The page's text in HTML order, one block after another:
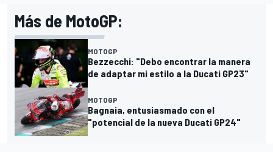
Más de MotoGP:
MOTOGP
Bezzecchi: "Debo encontrar la manera
de adaptar mi estilo a la Ducati GP23"
MOTOGP
Bagnaia, entusiasmado con el
"potencial de la nueva Ducati GP24"